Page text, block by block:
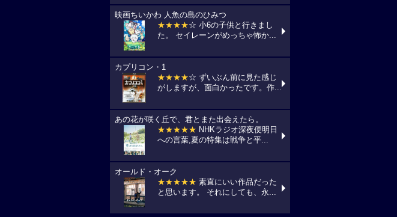
映画ちいかわ 人魚の島のひみつ
★★★★☆ 小6の子供と行きまし
た。 セイレーンがめっちゃ怖か...
カプリコン・1
★★★★☆ ずいぶん前に見た感じ
がしますが、面白かったです。作...
あの花が咲く丘で、君とまた出会えたら。
★★★★★ NHKラジオ深夜便明日
への言葉,夏の特集は戦争と平...
オールド・オーク
★★★★★ 素直にいい作品だった
と思います。 それにしても、永...